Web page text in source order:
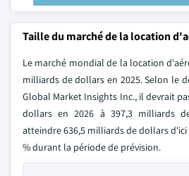
Taille du marché de la location
Le marché mondial de la location
milliards de dollars en 2025. Selon le
Global Market Insights Inc., il devrait
dollars en 2026 à 397,3 milliards
atteindre 636,5 milliards de dollars d'ici
% durant la période de prévision.